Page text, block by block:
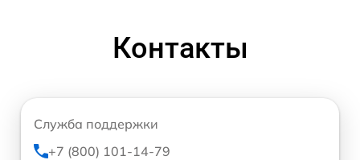
Контакты
Служба поддержки
+7 (800) 101-14-79